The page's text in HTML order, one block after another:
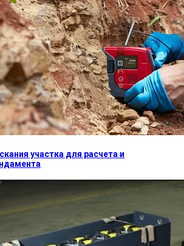
участка для расчета и